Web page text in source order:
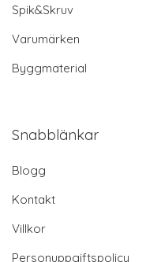
Spik&Skruv
Varumärken
Byggmaterial
Snabblänkar
Blogg
Kontakt
Villkor
Personuppgiftspolicy